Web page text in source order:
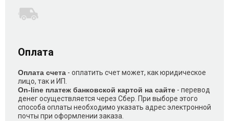
Оплата
Оплата счета - оплатить счет может, как юридическое
лицо, так и ИП.
On-line платеж банковской картой на сайте - перевод
денег осуществляется через Сбер. При выборе этого
способа оплаты необходимо указать адрес электронной
почты при оформлении заказа.